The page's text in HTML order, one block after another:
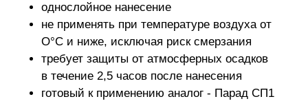
однослойное нанесение
не применять при температуре воздуха от
О°C и ниже, исключая риск смерзания
требует защиты от атмосферных осадков
в течение 2,5 часов после нанесения
готовый к применению аналог - Парад СП1